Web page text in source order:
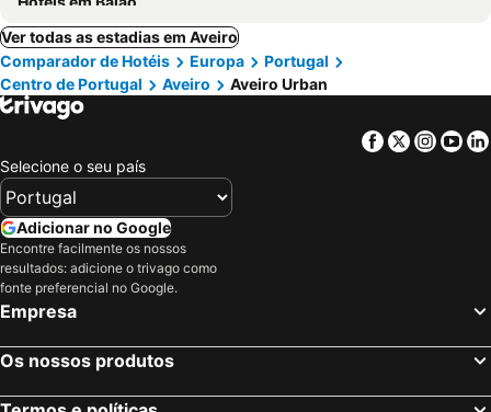
Ver todas as estadias em Aveiro
Comparador de Hotéis
Europa
Portugal
Centro de Portugal
Aveiro Aveiro Urban
Facebook
Twitter
Selecione o seu país
Adicionar no Google
Encontre facilmente os nossos
resultados: adicione o trivago como
fonte preferencial no Google.
Empresa
Os nossos produtos